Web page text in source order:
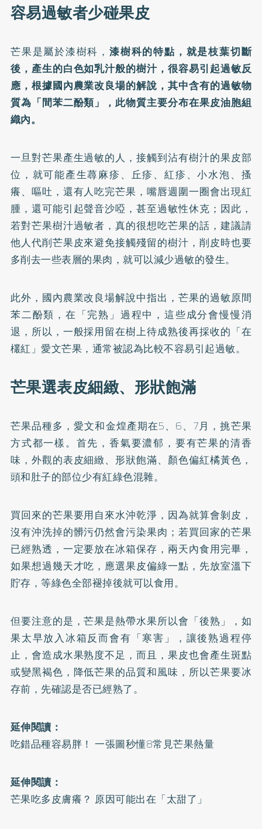
容易過敏者少碰果皮
芒果是屬於漆樹科，漆樹科的特點，就是枝葉切斷
後，產生的白色如乳汁般的樹汁，很容易引起過敏反
應，根據國內農業改良場的解說，其中含有的過敏物
質為「間苯二酚類」，此物質主要分布在果皮油胞組
織內。
一旦對芒果產生過敏的人，接觸到沾有樹汁的果皮部
位，就可能產生蕁麻疹、丘疹、紅疹、小水泡、搔
癢、嘔吐，還有人吃完芒果，嘴唇週圍一圈會出現紅
腫，還可能引起聲音沙啞，甚至過敏性休克；因此，
若對芒果樹汁過敏者，真的很想吃芒果的話，建議請
他人代削芒果皮來避免接觸殘留的樹汁，削皮時也要
多削去一些表層的果肉，就可以減少過敏的發生。
此外，國內農業改良場解說中指出，芒果的過敏原間
苯二酚類，在「完熟」過程中，這些成分會慢慢消
退，所以，一般採用留在樹上待成熟後再採收的「在
欉紅」愛文芒果，通常被認為比較不容易引起過敏。
芒果選表皮細緻、形狀飽滿
芒果品種多，愛文和金煌產期在5、6、7月，挑芒果
方式都一樣。首先，香氣要濃郁，要有芒果的清香
味，外觀的表皮細緻、形狀飽滿、顏色偏紅橘黃色，
頭和肚子的部位少有紅綠色混雜。
買回來的芒果要用自來水沖乾淨，因為就算會剝皮，
沒有沖洗掉的髒污仍然會污染果肉；若買回家的芒果
已經熟透，一定要放在冰箱保存，兩天內食用完畢，
如果想過幾天才吃，應選果皮偏綠一點，先放室溫下
貯存，等綠色全部褪掉後就可以食用。
但要注意的是，芒果是熱帶水果所以會「後熟」，如
果太早放入冰箱反而會有「寒害」，讓後熟過程停
止，會造成水果熟度不足，而且，果皮也會產生斑點
或變黑褐色，降低芒果的品質和風味，所以芒果要冰
存前，先確認是否已經熟了。
延伸閱讀：
吃錯品種容易胖！ 一張圖秒懂8常見芒果熱量
延伸閱讀：
芒果吃多皮膚癢？ 原因可能出在「太甜了」